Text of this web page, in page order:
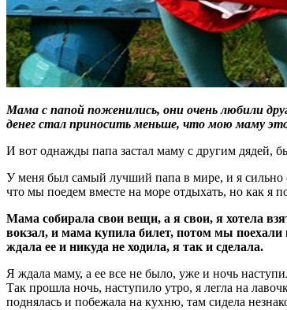
Мама с папой поженились, они очень любили
денег стал приносить меньше, что мою маму
И вот однажды папа застал маму с другим дядей,
У меня был самый лучший папа в мире, и я сильно
что мы поедем вместе на море отдыхать, но как я
Мама собирала свои вещи, а я свои, я хотела
вокзал, и мама купила билет, потом мы поехали
ждала ее и никуда не ходила, я так и сделала.
Я ждала маму, а ее все не было, уже и ночь
Так прошла ночь, наступило утро, я легла на
поднялась и побежала на кухню, там сидела